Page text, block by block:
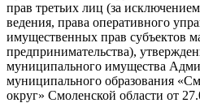
прав третьих лиц (за
ведения, права оперативного
имущественных прав субъектов
предпринимательства),
муниципального имущества
муниципального образования
округ» Смоленской области от